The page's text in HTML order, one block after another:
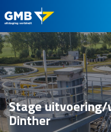
Stage
Dinther